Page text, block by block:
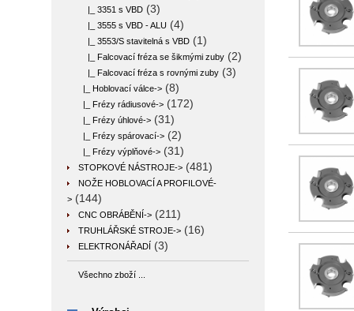
|_ 3351 s VBD (3)
|_ 3555 s VBD - ALU (4)
|_ 3553/S stavitelná s VBD (1)
|_ Falcovací fréza se šikmými zuby (2)
|_ Falcovací fréza s rovnými zuby (3)
|_ Hoblovací válce-> (8)
|_ Frézy rádiusové-> (172)
|_ Frézy úhlové-> (31)
|_ Frézy spárovací-> (2)
|_ Frézy výplňové-> (31)
STOPKOVÉ NÁSTROJE-> (481)
NOŽE HOBLOVACÍ A PROFILOVÉ-
> (144)
CNC OBRÁBĚNÍ-> (211)
TRUHLÁŘSKÉ STROJE-> (16)
ELEKTRONÁŘADÍ (3)
Všechno zboží ...